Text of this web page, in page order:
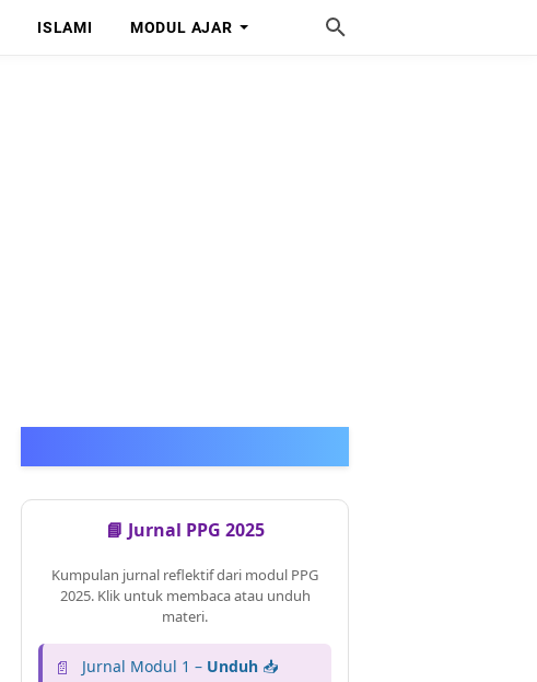
ISLAMI MODUL AJAR
📘 Jurnal PPG 2025
Kumpulan jurnal reflektif dari modul PPG
2025. Klik untuk membaca atau unduh
materi.
📄 Jurnal Modul 1 – Unduh 📥